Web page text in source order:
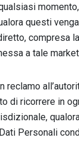
questi
compresa
a tale
reclamo
di ricorrere in
Personali